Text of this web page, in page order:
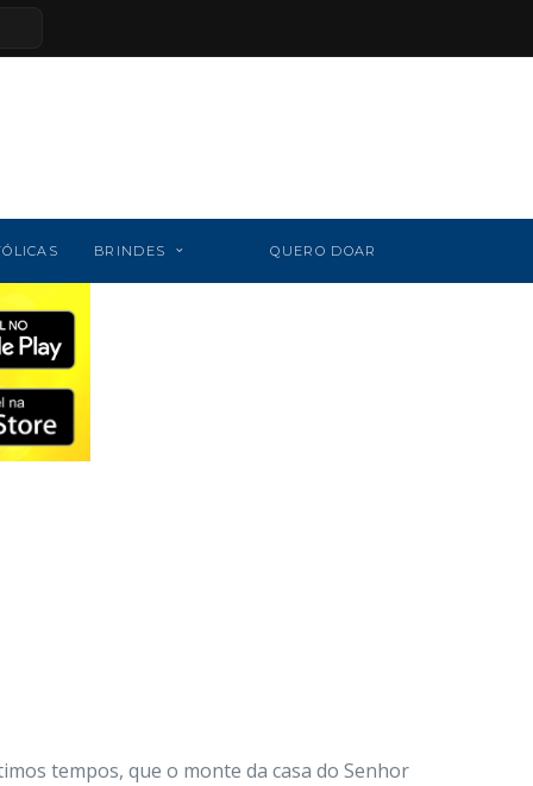
BRINDES QUERO DOAR
tempos, que o monte da casa do Senhor